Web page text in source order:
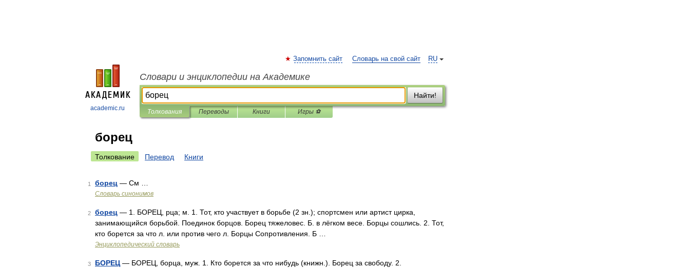
academic.ru
RU
Запомнить сайт Словарь на свой сайт
Словари и энциклопедии на Академике
Найти!
Толкования Переводы Книги Игры ⚽
борец
Толкование Перевод Книги
1 борец — См …
Словарь синонимов
2 борец — 1. БОРЕЦ, рца; м. 1. Тот, кто участвует в борьбе (2 зн.); спортсмен или артист цирка,
занимающийся борьбой. Поединок борцов. Борец тяжеловес. Б. в лёгком весе. Борцы сошлись. 2. Тот,
кто борется за что л. или против чего л. Борцы Сопротивления. Б …
Энциклопедический словарь
3 БОРЕЦ — БОРЕЦ, борца, муж. 1. Кто борется за что нибудь (книжн.). Борец за свободу. 2.